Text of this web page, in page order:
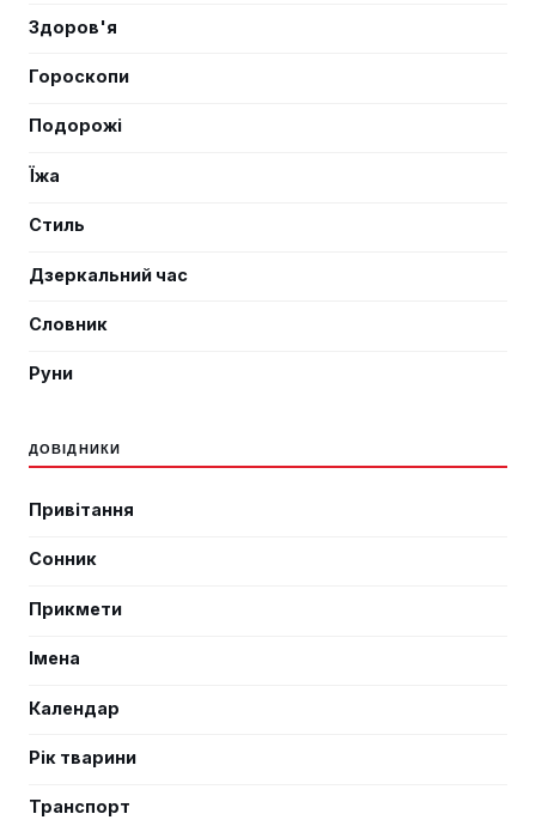
Здоров'я
Гороскопи
Подорожі
Їжа
Стиль
Дзеркальний час
Словник
Руни
ДОВІДНИКИ
Привітання
Сонник
Прикмети
Імена
Календар
Рік тварини
Транспорт